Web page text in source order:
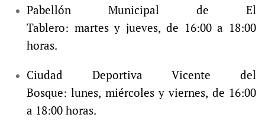
Pabellón Municipal de El
Tablero: martesyjueves, de 16:00 a 18:00
horas.
Ciudad Deportiva Vicente del
Bosque:lunes, miércoles yviernes, de 16:00
a 18:00 horas.